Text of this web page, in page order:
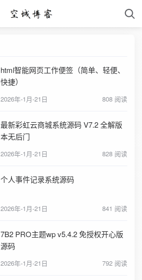
html智能网页工作便签（简单、轻便、
快捷）
2026年-1月-21日 808 阅读
最新彩虹云商城系统源码 V7.2 全解版
本无后门
2026年-1月-21日 828 阅读
个人事件记录系统源码
2026年-1月-21日 841 阅读
7B2 PRO主题wp v5.4.2 免授权开心版
源码
2026年-1月-21日 792 阅读